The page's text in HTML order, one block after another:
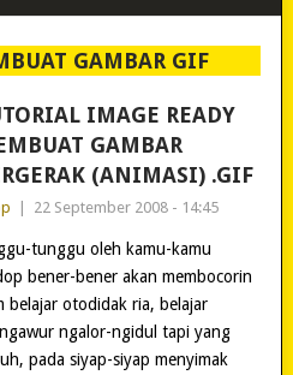
GAMBAR GIF
IMAGE READY
GAMBAR
(ANIMASI) .GIF
22 September 2008 - 14:45
tunggu oleh kamu-kamu
bener-bener akan membocorin
belajar otodidak ria, belajar
ngalor-ngidul tapi yang
pada siyap-siyap menyimak